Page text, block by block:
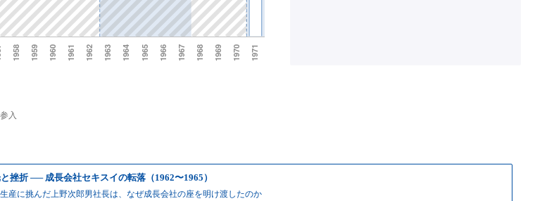
入
挫折 ── 成長会社セキスイの転落（1962〜1965）
産に挑んだ上野次郎男社長は、なぜ成長会社の座を明け渡したのか